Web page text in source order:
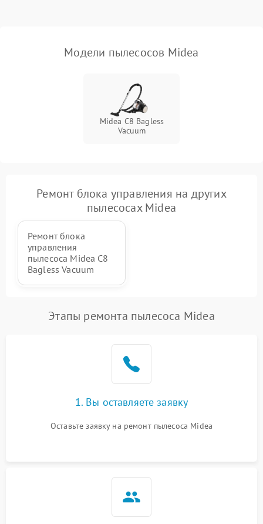
Модели пылесосов Midea
Midea C8 Bagless
Vacuum
Ремонт блока управления на других
пылесосах Midea
Ремонт блока
управления
пылесоса Midea C8
Bagless Vacuum
Этапы ремонта пылесоса Midea
1. Вы оставляете заявку
Оставьте заявку на ремонт пылесоса Midea